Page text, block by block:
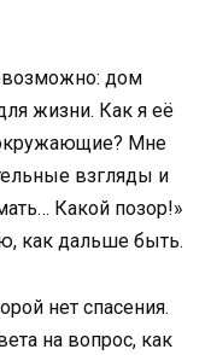
дом
жизни. Как я её
Мне
взгляды и
Какой позор!»
как дальше быть.
нет спасения.
на вопрос, как